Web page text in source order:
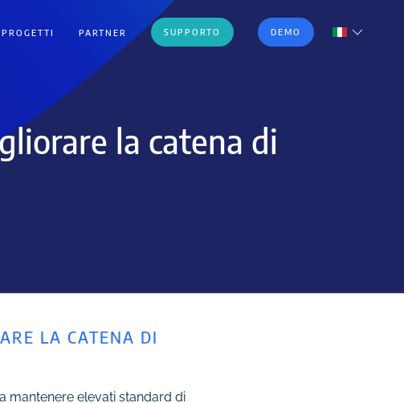
PROGETTI PARTNER SUPPORTO DEMO
la catena di
LA CATENA DI
mantenere elevati standard di